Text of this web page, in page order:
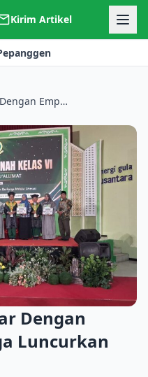
Kirim Artikel
Unik, Haflah Digelar Dengan Empat Bahasa, Juga Luncurkan Buku Antologi
Dengan
Luncurkan